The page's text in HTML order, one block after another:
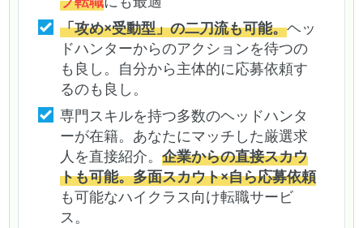
「攻め×受動型」の二刀流も可能。ヘッ
ドハンターからのアクションを待つの
も良し。自分から主体的に応募依頼す
るのも良し。
専門スキルを持つ多数のヘッドハンタ
ーが在籍。あなたにマッチした厳選求
人を直接紹介。企業からの直接スカウ
トも可能。多面スカウト×自ら応募依頼
も可能なハイクラス向け転職サービ
ス。